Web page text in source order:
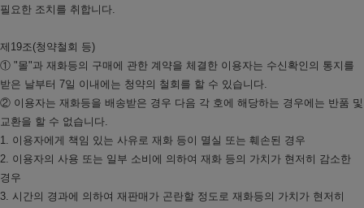
필요한 조치를 취합니다.
제19조(청약철회 등)
① "몰"과 재화등의 구매에 관한 계약을 체결한 이용자는 수신확인의 통지를
받은 날부터 7일 이내에는 청약의 철회를 할 수 있습니다.
② 이용자는 재화등을 배송받은 경우 다음 각 호에 해당하는 경우에는 반품 및
교환을 할 수 없습니다.
1. 이용자에게 책임 있는 사유로 재화 등이 멸실 또는 훼손된 경우
2. 이용자의 사용 또는 일부 소비에 의하여 재화 등의 가치가 현저히 감소한
경우
3. 시간의 경과에 의하여 재판매가 곤란할 정도로 재화등의 가치가 현저히